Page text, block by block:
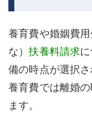
養育費や婚姻費
な）扶養料請求
備の時点が選択さ
養育費では離婚
ます。